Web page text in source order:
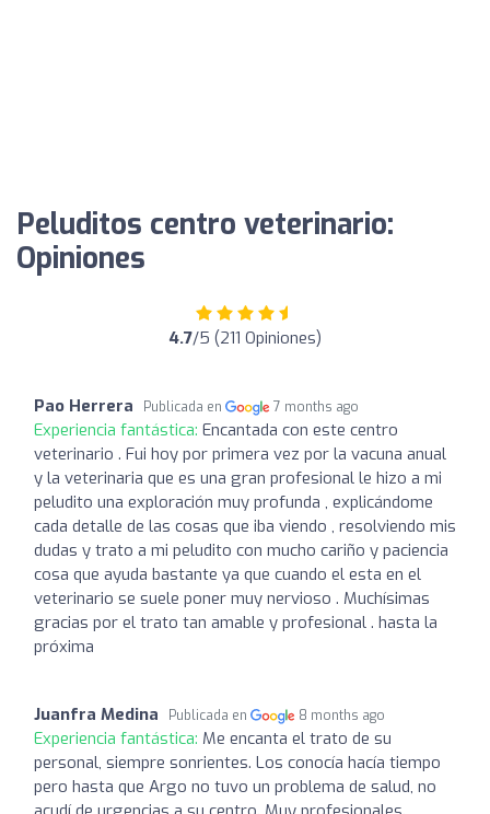
Peluditos centro veterinario:
Opiniones
4.7/5 (211 Opiniones)
Pao Herrera Publicada en 7 months ago
Experiencia fantástica: Encantada con este centro
veterinario . Fui hoy por primera vez por la vacuna anual
y la veterinaria que es una gran profesional le hizo a mi
peludito una exploración muy profunda , explicándome
cada detalle de las cosas que iba viendo , resolviendo mis
dudas y trato a mi peludito con mucho cariño y paciencia
cosa que ayuda bastante ya que cuando el esta en el
veterinario se suele poner muy nervioso . Muchísimas
gracias por el trato tan amable y profesional . hasta la
próxima
Juanfra Medina Publicada en 8 months ago
Experiencia fantástica: Me encanta el trato de su
personal, siempre sonrientes. Los conocía hacía tiempo
pero hasta que Argo no tuvo un problema de salud, no